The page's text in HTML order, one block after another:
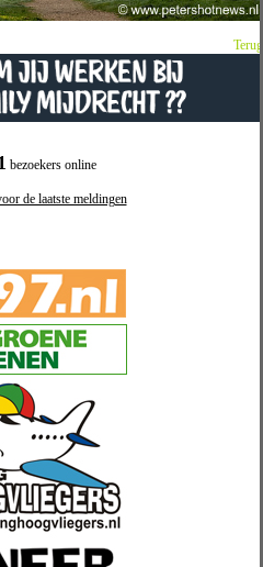
bezoekers online
de laatste meldingen
Terug